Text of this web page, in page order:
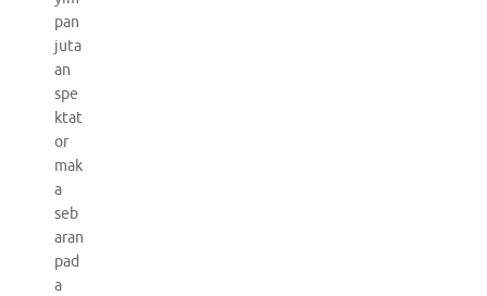
pan
juta
an
spe
ktat
or
mak
a
seb
aran
pad
a